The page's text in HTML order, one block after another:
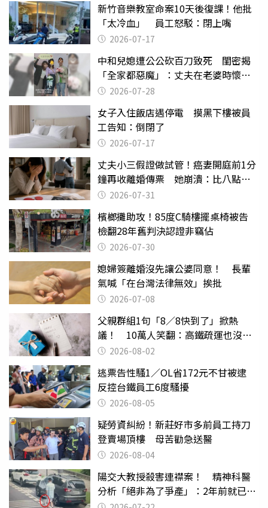
新竹音樂教室命案10天後復課！他批
「太冷血」 員工怒駁：閉上嘴
2026-07-17
中和兒媳遭公公砍百刀致死 閨密揭
「全家都惡魔」：丈夫在老婆時懷孕
摔東西
2026-07-28
女子入住飯店遇停電 摸黑下樓被員
工告知：倒閉了
2026-07-17
丈夫小三假證做試管！癌妻開庭前1分
鐘再收離婚傳票 她崩潰：比八點檔
還扯2026-07-31
檳榔攤助攻！85度C騎樓擺桌椅被告
檢翻28年舊判決認證非竊佔
2026-07-30
媳婦簽離婚沒先讓公婆同意！ 長輩
氣喊「在台灣法律無效」挨批
2026-07-08
父親群組1句「8／8快到了」掀熱
議！ 10萬人笑翻：高鐵疏運也沒列
父親節
2026-08-02
逃票告性騷1／OL省172元不甘被逮
反控台鐵員工6度騷擾
2026-08-05
疑勞資糾紛！新莊好市多前員工持刀
登賣場頂樓 母苦勸急送醫
2026-08-04
陽交大教授殺害連襟案！ 精神科醫
分析「絕非為了爭產」：2年前就已言
行詭異